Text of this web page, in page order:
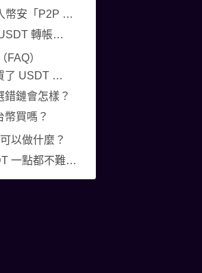
交易」買入 USDT
平台（例如 TU娛樂城）
FAQ）
沒顯示？
錯鏈會怎樣？
幣買嗎？
以做什麼？
難，現在就開始！